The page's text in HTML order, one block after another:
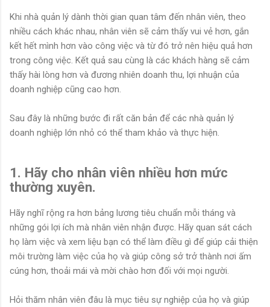
Khi nhà quản lý dành thời gian quan tâm đến nhân viên, theo
nhiều cách khác nhau, nhân viên sẽ cảm thấy vui vẻ hơn, gắn
kết hết mình hơn vào công việc và từ đó trở nên hiệu quả hơn
trong công việc. Kết quả sau cùng là các khách hàng sẽ cảm
thấy hài lòng hơn và đương nhiên doanh thu, lợi nhuận của
doanh nghiệp cũng cao hơn.
Sau đây là những bước đi rất căn bản để các nhà quản lý
doanh nghiệp lớn nhỏ có thể tham khảo và thực hiện.
1. Hãy cho nhân viên nhiều hơn mức
thường xuyên.
Hãy nghĩ rộng ra hơn bảng lương tiêu chuẩn mỗi tháng và
những gói lợi ích mà nhân viên nhận được. Hãy quan sát cách
họ làm việc và xem liệu bạn có thể làm điều gì để giúp cải thiện
môi trường làm việc của họ và giúp công sở trở thành nơi ấm
cúng hơn, thoải mái và mời chào hơn đối với mọi người.
Hỏi thăm nhân viên đâu là mục tiêu sự nghiệp của họ và giúp